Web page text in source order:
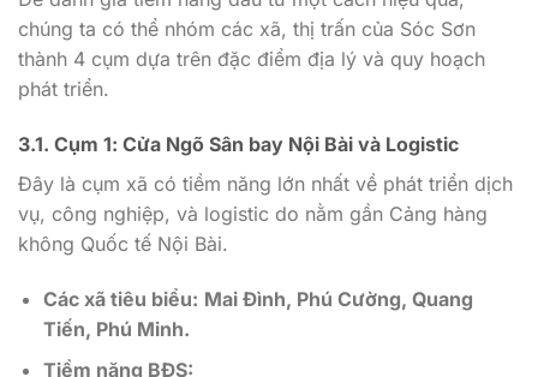
chúng ta có thể nhóm các xã, thị trấn của Sóc Sơn
thành 4 cụm dựa trên đặc điểm địa lý và quy hoạch
phát triển.
3.1. Cụm 1: Cửa Ngõ Sân bay Nội Bài và Logistic
Đây là cụm xã có tiềm năng lớn nhất về phát triển dịch
vụ, công nghiệp, và logistic do nằm gần Cảng hàng
không Quốc tế Nội Bài.
Các xã tiêu biểu: Mai Đình, Phú Cường, Quang
Tiến, Phú Minh.
Tiềm năng BĐS: